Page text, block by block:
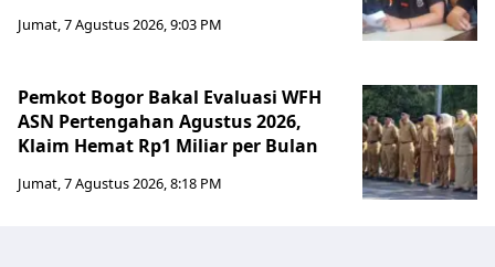
Jumat, 7 Agustus 2026, 9:03 PM
Pemkot Bogor Bakal Evaluasi WFH
ASN Pertengahan Agustus 2026,
Klaim Hemat Rp1 Miliar per Bulan
Jumat, 7 Agustus 2026, 8:18 PM